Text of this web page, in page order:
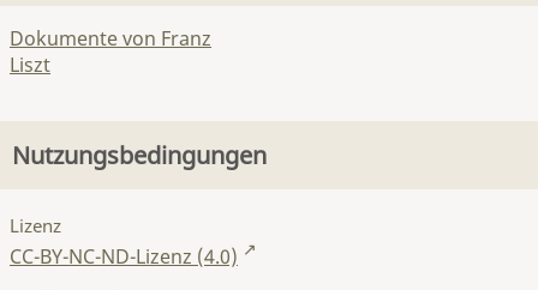
Dokumente von Franz
Liszt
Nutzungsbedingungen
Lizenz
CC-BY-NC-ND-Lizenz (4.0)